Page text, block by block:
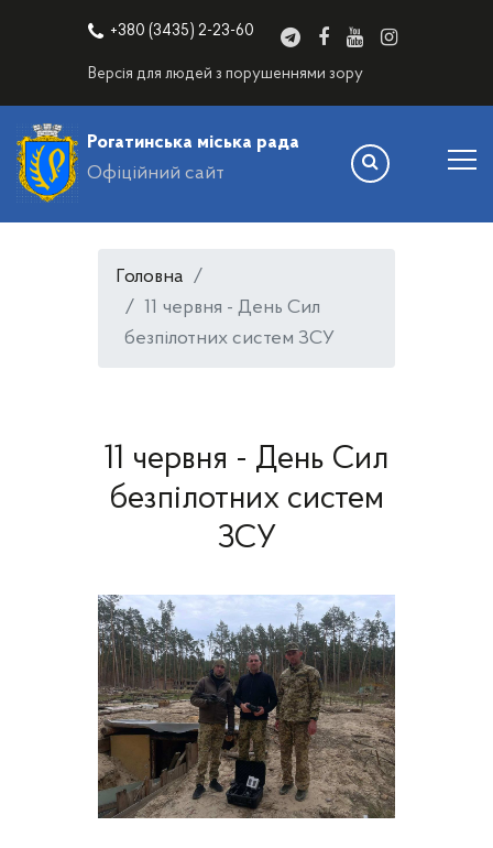
+380 (3435) 2-23-60
Версія для людей з порушеннями зору
Рогатинська міська рада
Офіційний сайт
Головна
11 червня - День Сил
безпілотних систем ЗСУ
11 червня - День Сил
безпілотних систем
ЗСУ